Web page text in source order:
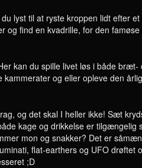
lyst til at ryste kroppen lidt efter et
og find en kvadrille, for den
kan du spille livet løs i både bræt-
og eller opleve den
og det skal I heller ikke! Sæt
kage og drikkelse er tilgængelig
mon og snakker? Det er
flat-earthers og UFO drøftet
;D